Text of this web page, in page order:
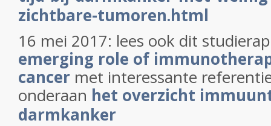
zichtbare-tumoren.html
16 mei 2017: lees ook dit
emerging role of
cancer met interessante
onderaan het overzicht
darmkanker